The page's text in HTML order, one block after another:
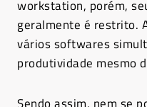
workstation, porém,
geralmente é restrito.
vários softwares
produtividade mesmo
Sendo assim, nem se